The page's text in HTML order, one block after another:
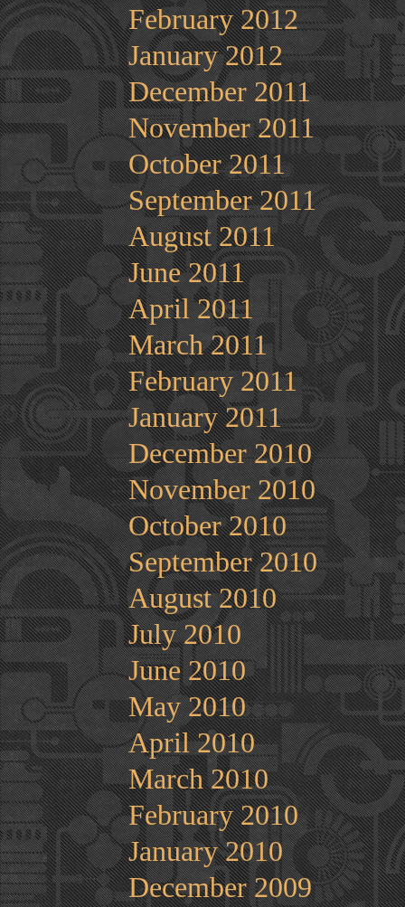
February 2012
January 2012
December 2011
November 2011
October 2011
September 2011
August 2011
June 2011
April 2011
March 2011
February 2011
January 2011
December 2010
November 2010
October 2010
September 2010
August 2010
July 2010
June 2010
May 2010
April 2010
March 2010
February 2010
January 2010
December 2009